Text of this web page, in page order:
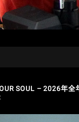
SOUL – 2026年全